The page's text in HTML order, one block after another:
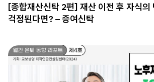
[종합재산신탁 2편] 재산 이전 후 자식의
걱정된다면? – 증여신탁